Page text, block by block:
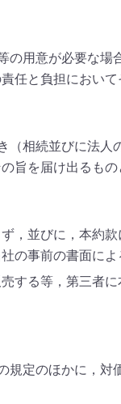
用意が必要な場
任と負担において
相続並びに法人
旨を届け出るもの
，並びに，本約
の事前の書面によ
する等，第三者
定のほかに，対